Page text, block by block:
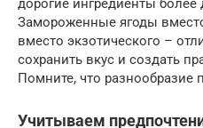
дорогие ингредиенты
Замороженные ягоды
вместо экзотического –
сохранить вкус и создать
Помните, что разнообразие
Учитываем